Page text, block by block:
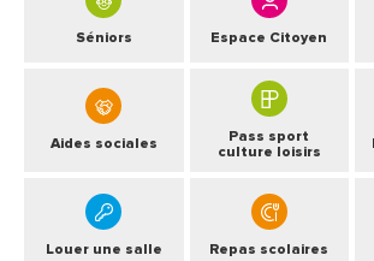
Séniors Espace Citoyen
Aides sociales
Pass sport
culture loisirs
Louer une salle Repas scolaires